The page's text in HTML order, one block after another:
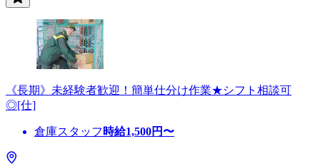
《長期》未経験者歓迎！簡単仕分け作業★シフト相談可
◎[仕]
倉庫スタッフ 時給1,500円〜